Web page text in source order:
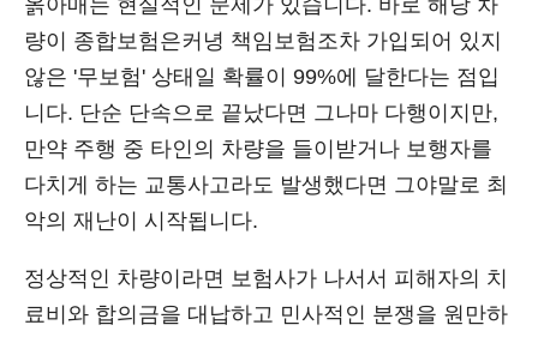
옭아매는 현실적인 문제가 있습니다. 바로 해당 차
량이 종합보험은커녕 책임보험조차 가입되어 있지
않은 '무보험' 상태일 확률이 99%에 달한다는 점입
니다. 단순 단속으로 끝났다면 그나마 다행이지만,
만약 주행 중 타인의 차량을 들이받거나 보행자를
다치게 하는 교통사고라도 발생했다면 그야말로 최
악의 재난이 시작됩니다.
정상적인 차량이라면 보험사가 나서서 피해자의 치
료비와 합의금을 대납하고 민사적인 분쟁을 원만하